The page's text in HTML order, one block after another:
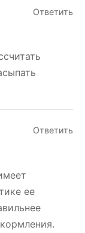
Ответить
ее
Ответить